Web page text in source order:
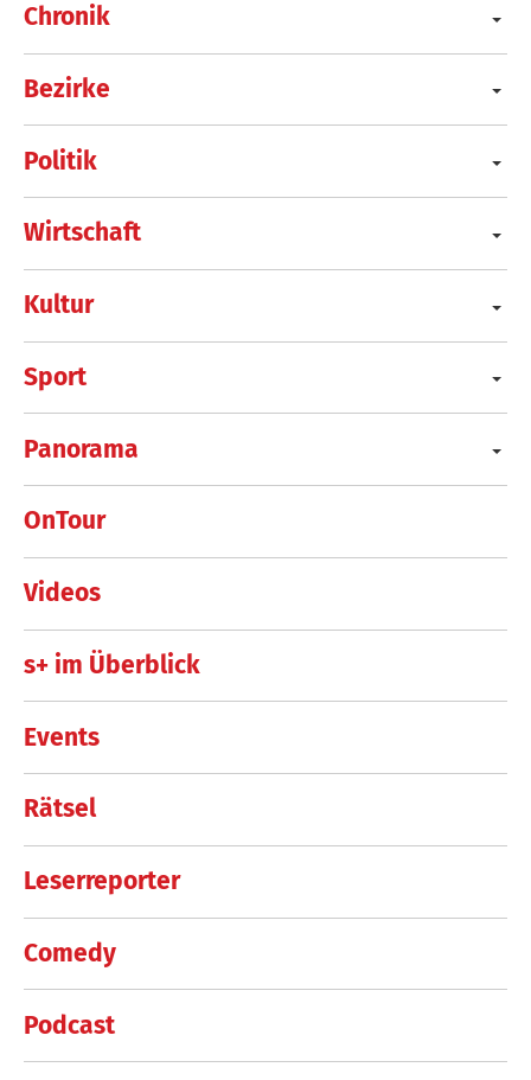
Chronik
Bezirke
Politik
Wirtschaft
Kultur
Sport
Panorama
OnTour
Videos
s+ im Überblick
Events
Rätsel
Leserreporter
Comedy
Podcast